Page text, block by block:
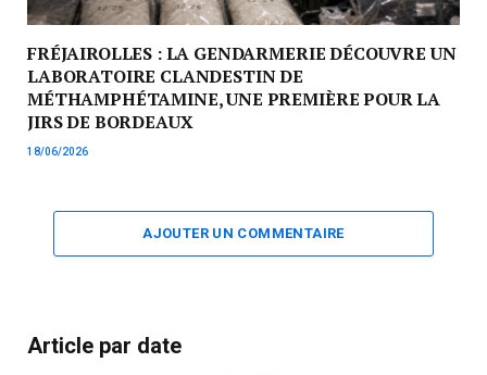
FRÉJAIROLLES : LA GENDARMERIE DÉCOUVRE UN
LABORATOIRE CLANDESTIN DE
MÉTHAMPHÉTAMINE, UNE PREMIÈRE POUR LA
JIRS DE BORDEAUX
18/06/2026
AJOUTER UN COMMENTAIRE
Article par date